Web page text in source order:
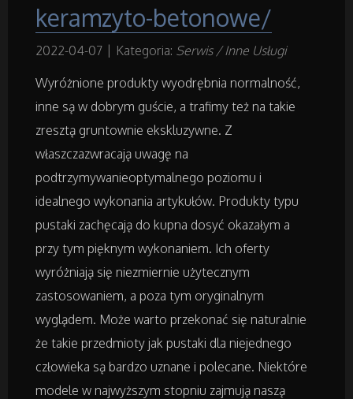
Ekologia
Projektowanie
Remonty, Elektryk, Hydraulik
Materiały Budowlane
Działki
Drzwi i Okna
Nieruchomości, Działki
Domy, Mieszkania
keramzyto-betonowe/
2022-04-07 | Kategoria: Serwis / Inne Usługi
Wyróżnione produkty wyodrębnia normalność,
inne są w dobrym guście, a trafimy też na takie
zresztą gruntownie ekskluzywne. Z
właszczazwracają uwagę na
podtrzymywanieoptymalnego poziomu i
idealnego wykonania artykułów. Produkty typu
pustaki zachęcają do kupna dosyć okazałym a
przy tym pięknym wykonaniem. Ich oferty
wyróżniają się niezmiernie użytecznym
zastosowaniem, a poza tym oryginalnym
wyglądem. Może warto przekonać się naturalnie
że takie przedmioty jak pustaki dla niejednego
człowieka są bardzo uznane i polecane. Niektóre
modele w najwyższym stopniu zajmują naszą